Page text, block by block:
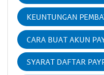
KEUNTUNGAN
CARA BUAT AKUN
SYARAT DAFTAR